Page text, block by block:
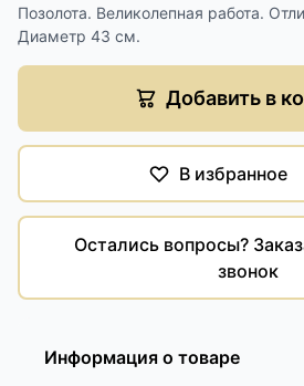
Позолота. Великолепная работа.
Диаметр 43 см.
Добавить в
В избранное
Остались вопросы?
звонок
Информация о товаре